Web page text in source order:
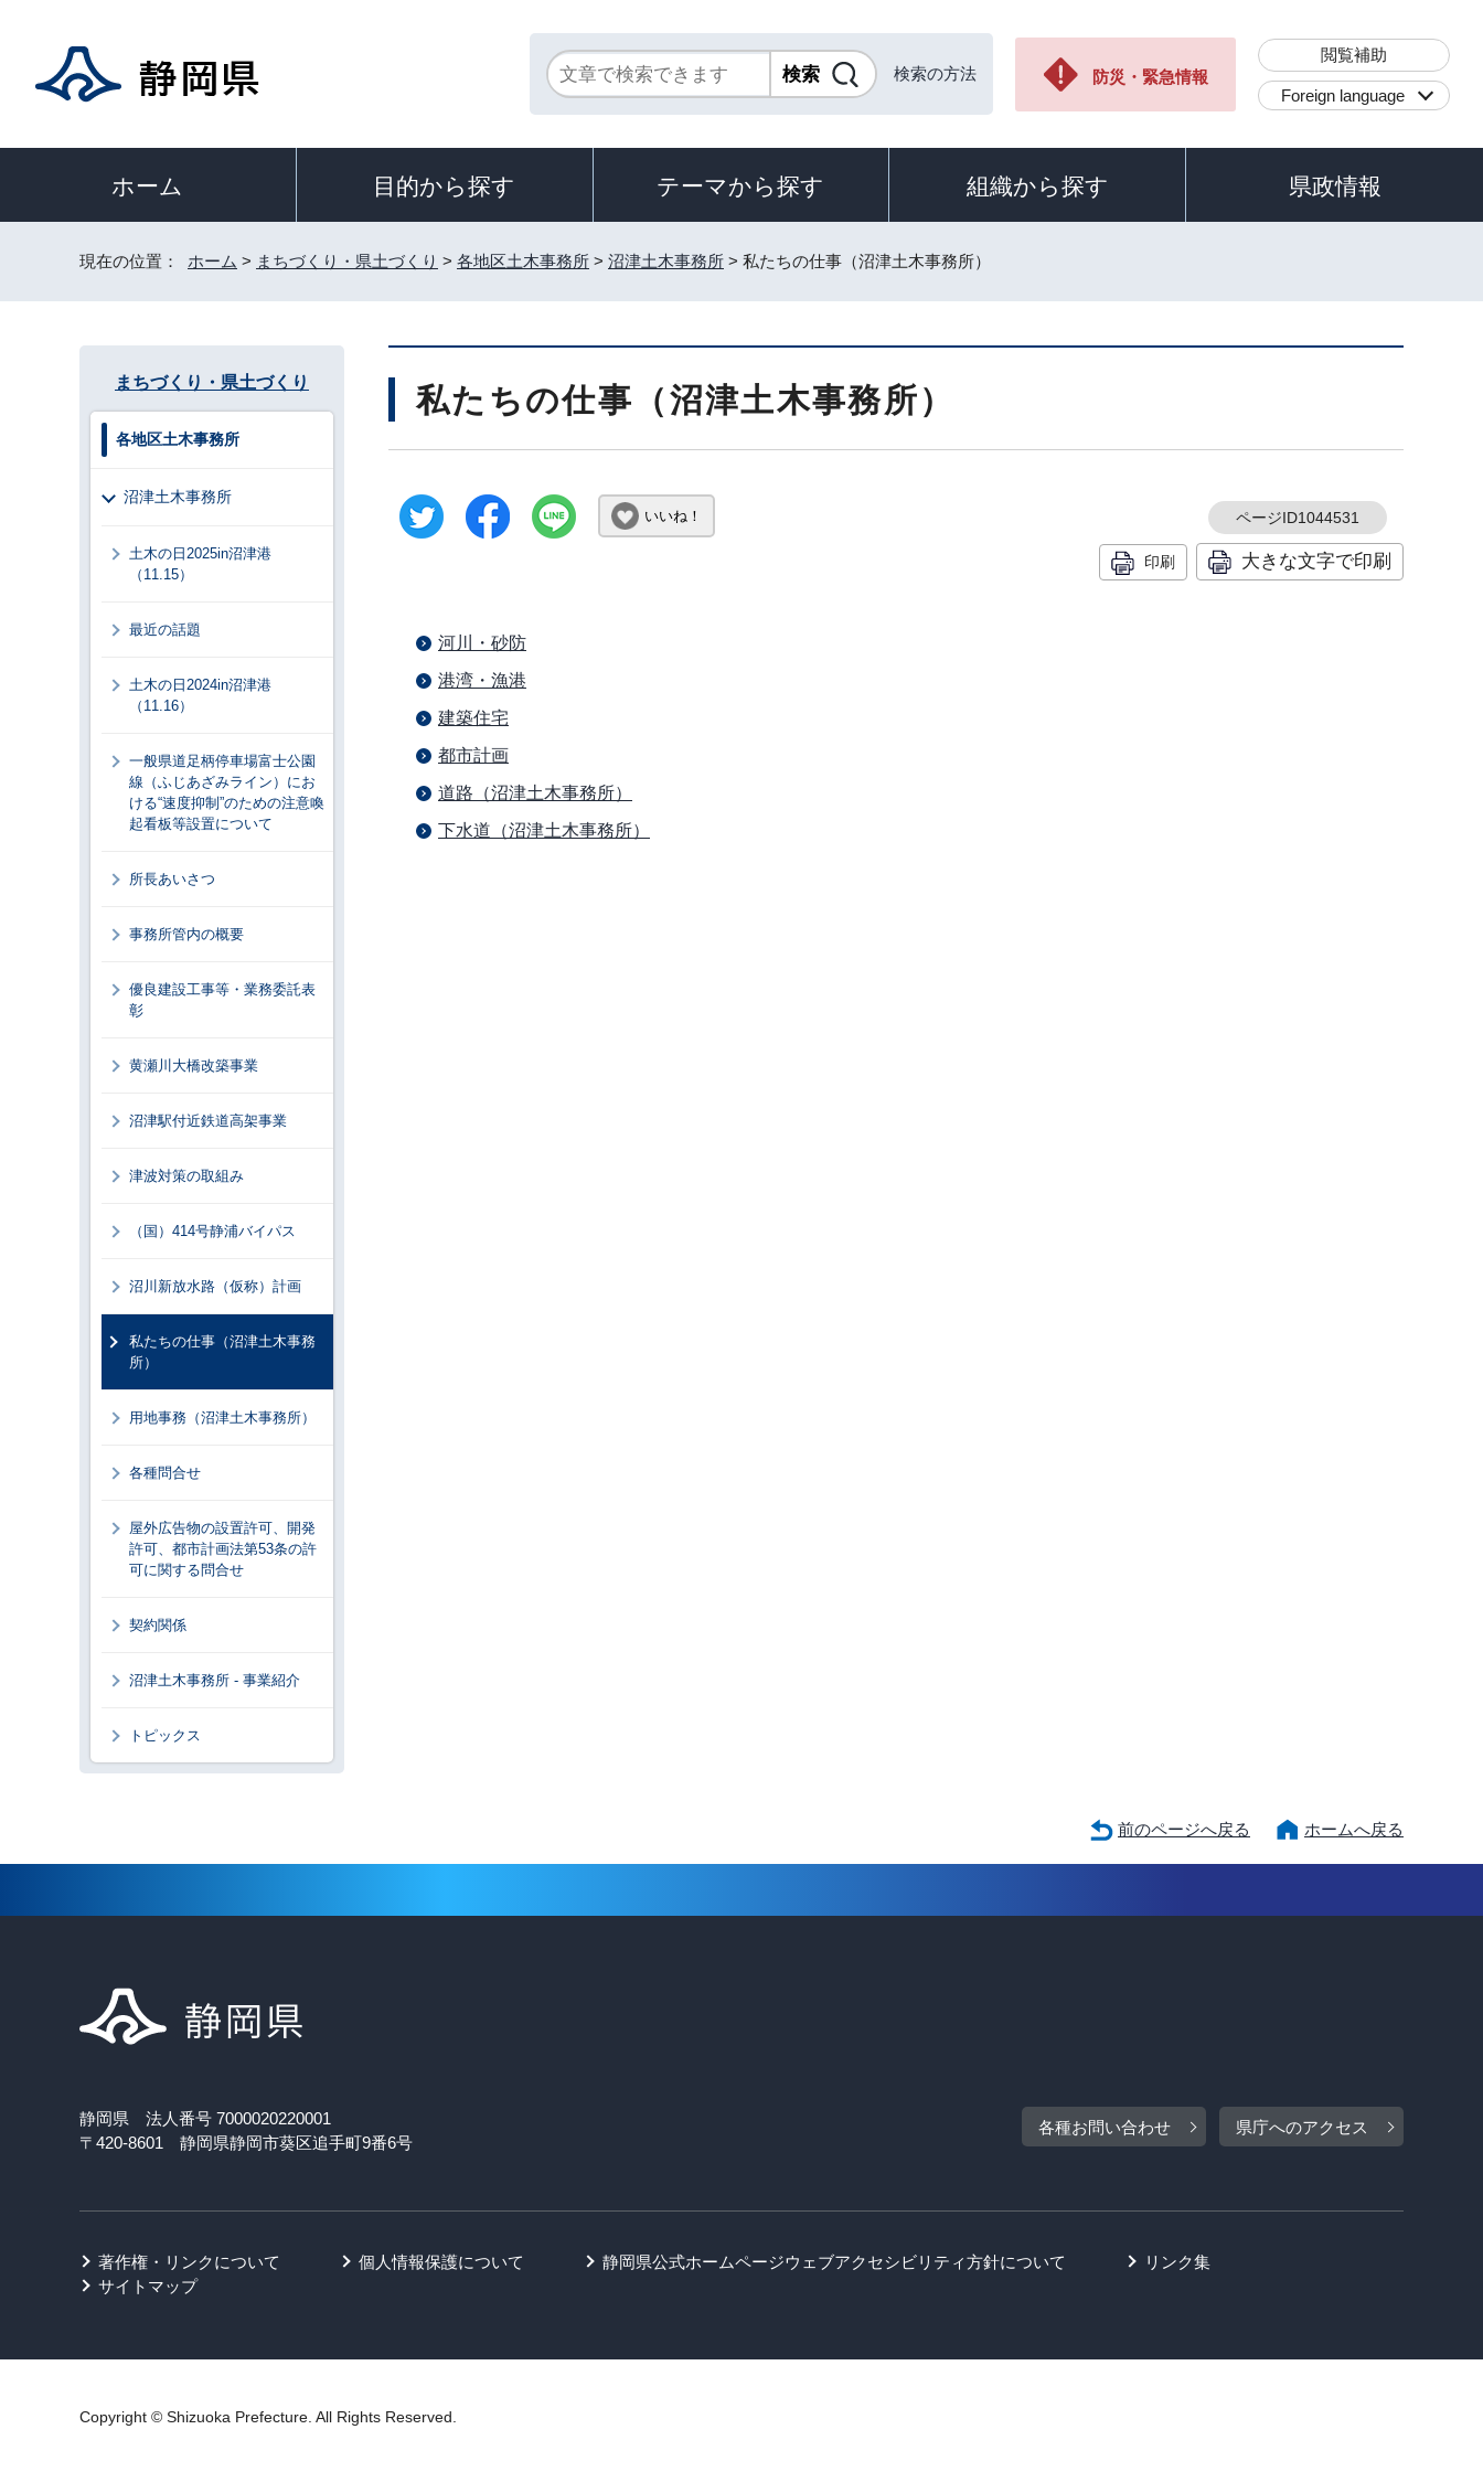
検索の方法 防災・緊急情報
閲覧補助
Foreign language
ホーム 目的から探す テーマから探す 組織から探す 県政情報
現在の位置： ホーム > まちづくり・県土づくり > 各地区土木事務所 > 沼津土木事務所 > 私たちの仕事（沼津土木事務所）
私たちの仕事（沼津土木事務所）
いいね！ ページID1044531
印刷 大きな文字で印刷
河川・砂防
港湾・漁港
建築住宅
都市計画
道路（沼津土木事務所）
下水道（沼津土木事務所）
まちづくり・県土づくり
各地区土木事務所
沼津土木事務所
土木の日2025in沼津港
（11.15）
最近の話題
土木の日2024in沼津港
（11.16）
一般県道足柄停車場富士公園
線（ふじあざみライン）にお
ける“速度抑制”のための注意喚
起看板等設置について
所長あいさつ
事務所管内の概要
優良建設工事等・業務委託表
彰
黄瀬川大橋改築事業
沼津駅付近鉄道高架事業
津波対策の取組み
（国）414号静浦バイパス
沼川新放水路（仮称）計画
私たちの仕事（沼津土木事務
所）
用地事務（沼津土木事務所）
各種問合せ
屋外広告物の設置許可、開発
許可、都市計画法第53条の許
可に関する問合せ
契約関係
沼津土木事務所 - 事業紹介
トピックス
前のページへ戻る ホームへ戻る
静岡県 法人番号 7000020220001
〒420-8601 静岡県静岡市葵区追手町9番6号
各種お問い合わせ 県庁へのアクセス
著作権・リンクについて 個人情報保護について 静岡県公式ホームページウェブアクセシビリティ方針について
リンク集
サイトマップ
Copyright © Shizuoka Prefecture. All Rights Reserved.